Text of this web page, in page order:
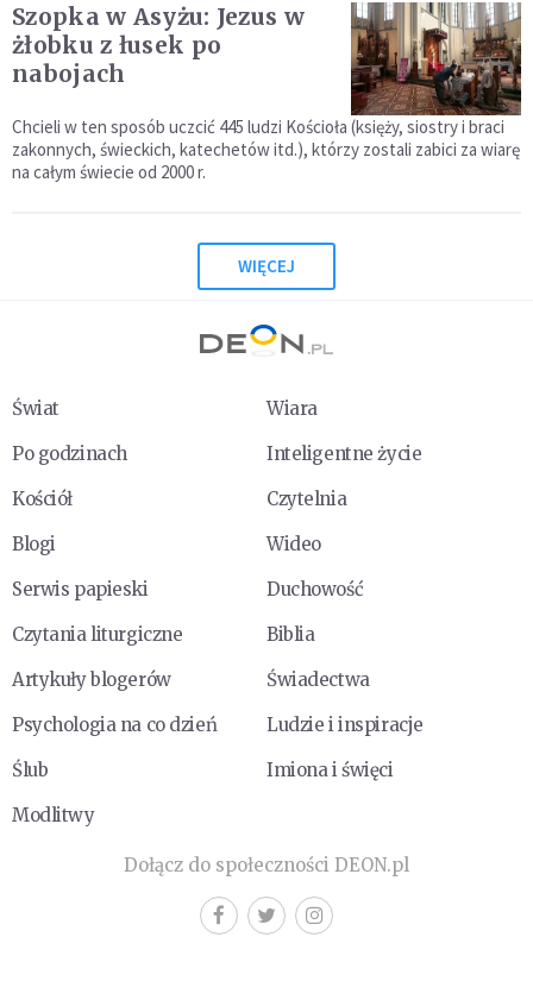
Szopka w Asyżu: Jezus w
żłobku z łusek po
nabojach
Chcieli w ten sposób uczcić 445 ludzi Kościoła (księży, siostry i braci
zakonnych, świeckich, katechetów itd.), którzy zostali zabici za wiarę
na całym świecie od 2000 r.
WIĘCEJ
Świat
Wiara
Po godzinach
Inteligentne życie
Kościół
Czytelnia
Blogi
Wideo
Serwis papieski
Duchowość
Czytania liturgiczne
Biblia
Artykuły blogerów
Świadectwa
Psychologia na co dzień
Ludzie i inspiracje
Ślub
Imiona i święci
Modlitwy
Dołącz do społeczności DEON.pl